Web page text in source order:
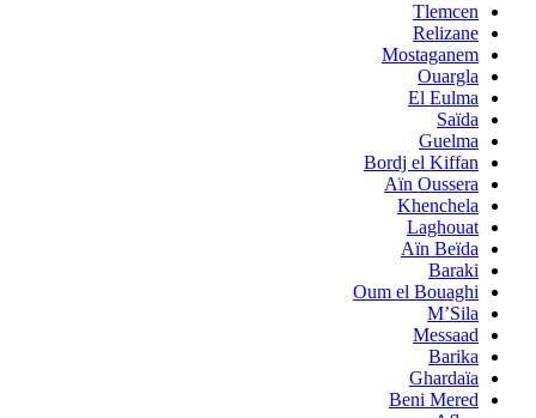
Tlemcen
Relizane
Mostaganem
Ouargla
El Eulma
Saïda
Guelma
Bordj el Kiffan
Aïn Oussera
Khenchela
Laghouat
Aïn Beïda
Baraki
Oum el Bouaghi
M’Sila
Messaad
Barika
Ghardaïa
Beni Mered